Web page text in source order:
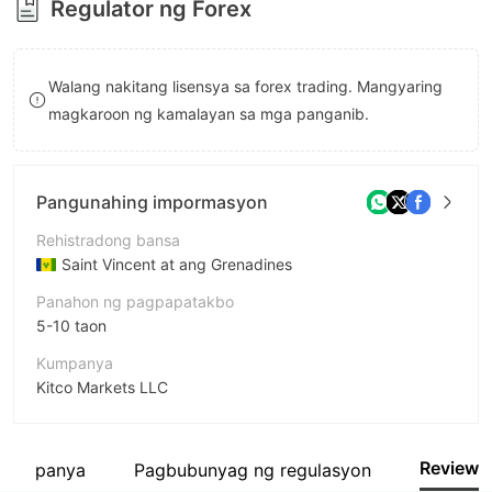
8
9
8
9
Regulator ng Forex
Walang nakitang lisensya sa forex trading. Mangyaring
magkaroon ng kamalayan sa mga panganib.
Pangunahing impormasyon
Rehistradong bansa
Saint Vincent at ang Grenadines
Panahon ng pagpapatakbo
5-10 taon
Kumpanya
Kitco Markets LLC
empleyado ng kumpanya
Pagbubunyag ng regulasyon Review